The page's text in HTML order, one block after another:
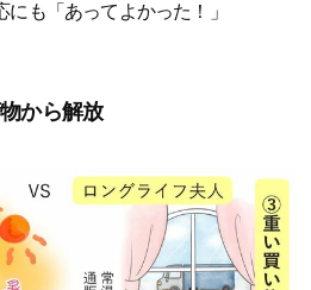
も「あってよかった！」
から解放